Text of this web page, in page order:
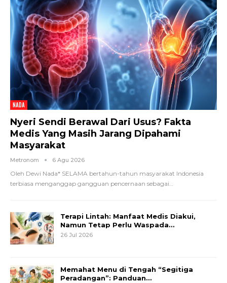
NADA
Nyeri Sendi Berawal Dari Usus? Fakta
Medis Yang Masih Jarang Dipahami
Masyarakat
Metronom 6 Agu 2026
Oleh Dewi Nada* SELAMA bertahun-tahun masyarakat Indonesia
terbiasa menganggap gangguan pencernaan sebagai…
Terapi Lintah: Manfaat Medis Diakui,
Namun Tetap Perlu Waspada…
26 Jul 2026
Memahat Menu di Tengah “Segitiga
Peradangan”: Panduan…